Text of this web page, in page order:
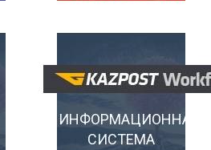
«РАДИУС»
ИНФОРМАЦИОННАЯ
СИСТЕМА